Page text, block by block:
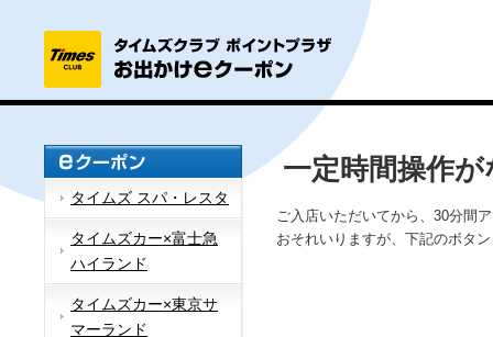
タイムズ スパ・レスタ
タイムズカー×富士急
ハイランド
タイムズカー×東京サ
マーランド
一定時間操作
ご入店いただいてから、30分間
おそれいりますが、下記のボタ